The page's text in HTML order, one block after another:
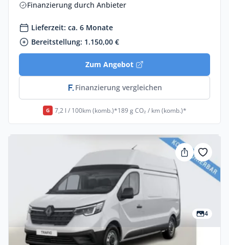
Finanzierung durch Anbieter
Lieferzeit: ca. 6 Monate
Bereitstellung: 1.150,00 €
Zum Angebot
Finanzierung vergleichen
G 7,2 l / 100km (komb.)*189 g CO₂ / km (komb.)*
4
Privat & Gewerbe